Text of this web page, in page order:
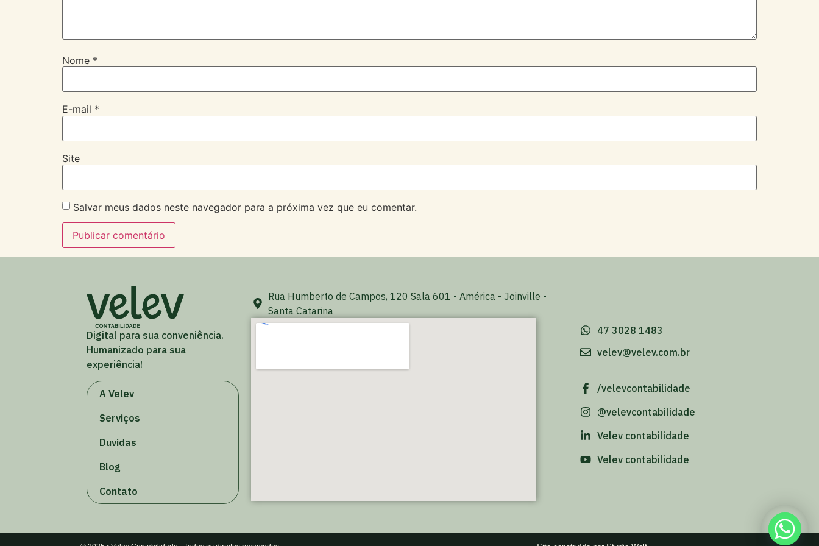
Nome *
E-mail *
Site
Salvar meus dados neste navegador para a próxima vez que eu comentar.
Digital para sua conveniência.
Humanizado para sua
experiência!
A Velev
Serviços
Duvidas
Blog
Contato
Rua Humberto de Campos, 120 Sala 601 - América - Joinville -
Santa Catarina
/velevcontabilidade
@velevcontabilidade
Velev contabilidade
Velev contabilidade
47 3028 1483
velev@velev.com.br